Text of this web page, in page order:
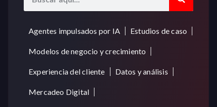
Agentes impulsados por IA Estudios de caso
Modelos de negocio y crecimiento
Experiencia del cliente Datos y análisis
Mercadeo Digital